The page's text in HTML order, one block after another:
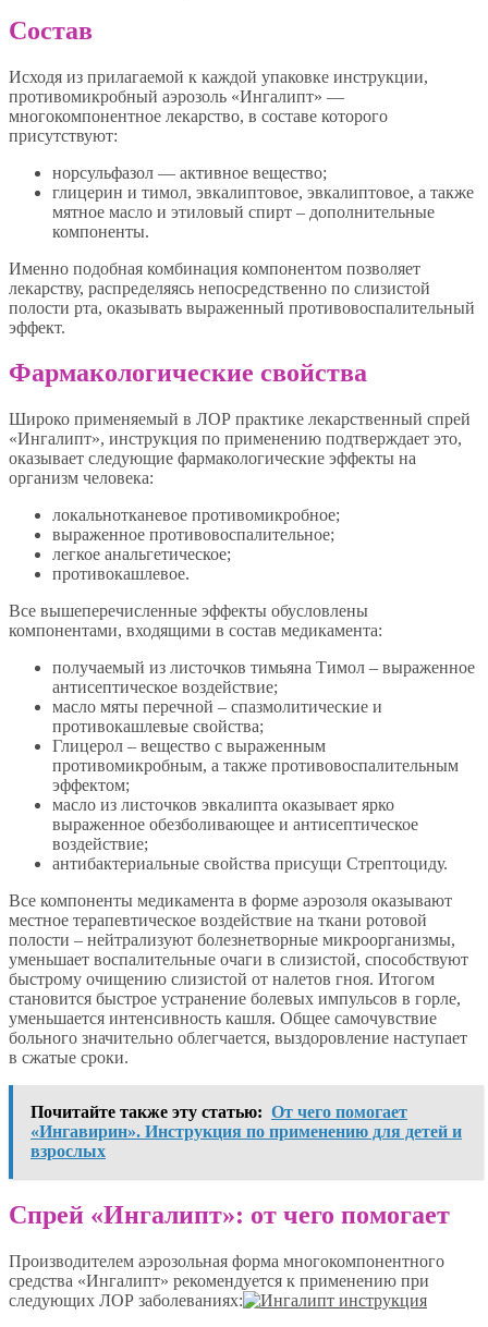
Состав
Исходя из прилагаемой к каждой упаковке инструкции,
противомикробный аэрозоль «Ингалипт» —
многокомпонентное лекарство, в составе которого
присутствуют:
норсульфазол — активное вещество;
глицерин и тимол, эвкалиптовое, эвкалиптовое, а также
мятное масло и этиловый спирт – дополнительные
компоненты.
Именно подобная комбинация компонентом позволяет
лекарству, распределяясь непосредственно по слизистой
полости рта, оказывать выраженный противовоспалительный
эффект.
Фармакологические свойства
Широко применяемый в ЛОР практике лекарственный спрей
«Ингалипт», инструкция по применению подтверждает это,
оказывает следующие фармакологические эффекты на
организм человека:
локальнотканевое противомикробное;
выраженное противовоспалительное;
легкое анальгетическое;
противокашлевое.
Все вышеперечисленные эффекты обусловлены
компонентами, входящими в состав медикамента:
получаемый из листочков тимьяна Тимол – выраженное
антисептическое воздействие;
масло мяты перечной – спазмолитические и
противокашлевые свойства;
Глицерол – вещество с выраженным
противомикробным, а также противовоспалительным
эффектом;
масло из листочков эвкалипта оказывает ярко
выраженное обезболивающее и антисептическое
воздействие;
антибактериальные свойства присущи Стрептоциду.
Все компоненты медикамента в форме аэрозоля оказывают
местное терапевтическое воздействие на ткани ротовой
полости – нейтрализуют болезнетворные микроорганизмы,
уменьшает воспалительные очаги в слизистой, способствуют
быстрому очищению слизистой от налетов гноя. Итогом
становится быстрое устранение болевых импульсов в горле,
уменьшается интенсивность кашля. Общее самочувствие
больного значительно облегчается, выздоровление наступает
в сжатые сроки.
Почитайте также эту статью: От чего помогает
«Ингавирин». Инструкция по применению для детей и
взрослых
Спрей «Ингалипт»: от чего помогает
Производителем аэрозольная форма многокомпонентного
средства «Ингалипт» рекомендуется к применению при
следующих ЛОР заболеваниях: